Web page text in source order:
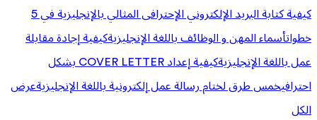
كيفية كتابة البريد الإلكتروني الإحترافى المثالي بالإنجليزية في 5
خطواتأسماء المهن و الوظائف باللغة الإنجليزيةكيفية إجادة مقابلة
عمل باللغة الإنجليزية
كيفية إعداد COVER LETTER بشكل
احترافيخمس طرق لختام رسالة عمل إلكترونية باللغة الإنجليزيةعرض
الكل